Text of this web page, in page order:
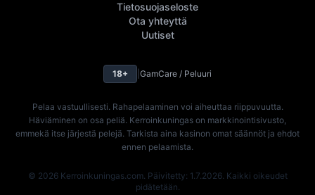
Tietosuojaseloste
Ota yhteyttä
Uutiset
18+ GamCare / Peluuri
Pelaa vastuullisesti. Rahapelaaminen voi aiheuttaa riippuvuutta.
Häviäminen on osa peliä. Kerroinkuningas on markkinointisivusto,
emmekä itse järjestä pelejä. Tarkista aina kasinon omat säännöt ja ehdot
ennen pelaamista.
© 2026 Kerroinkuningas.com. Päivitetty: 1.7.2026. Kaikki oikeudet
pidätetään.